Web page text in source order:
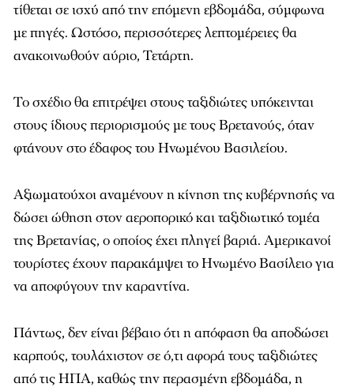
τίθεται σε ισχύ από την επόμενη εβδομάδα, σύμφωνα
με πηγές. Ωστόσο, περισσότερες λεπτομέρειες θα
ανακοινωθούν αύριο, Τετάρτη.
Το σχέδιο θα επιτρέψει στους ταξιδιώτες υπόκεινται
στους ίδιους περιορισμούς με τους Βρετανούς, όταν
φτάνουν στο έδαφος του Ηνωμένου Βασιλείου.
Αξιωματούχοι αναμένουν η κίνηση της κυβέρνησής να
δώσει ώθηση στον αεροπορικό και ταξιδιωτικό τομέα
της Βρετανίας, ο οποίος έχει πληγεί βαριά. Αμερικανοί
τουρίστες έχουν παρακάμψει το Ηνωμένο Βασίλειο για
να αποφύγουν την καραντίνα.
Πάντως, δεν είναι βέβαιο ότι η απόφαση θα αποδώσει
καρπούς, τουλάχιστον σε ό,τι αφορά τους ταξιδιώτες
από τις ΗΠΑ, καθώς την περασμένη εβδομάδα, η